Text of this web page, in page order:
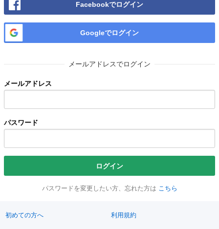
Facebookでログイン
Googleでログイン
メールアドレスでログイン
メールアドレス
パスワード
ログイン
パスワードを変更したい方、忘れた方は こちら
初めての方へ 利用規約